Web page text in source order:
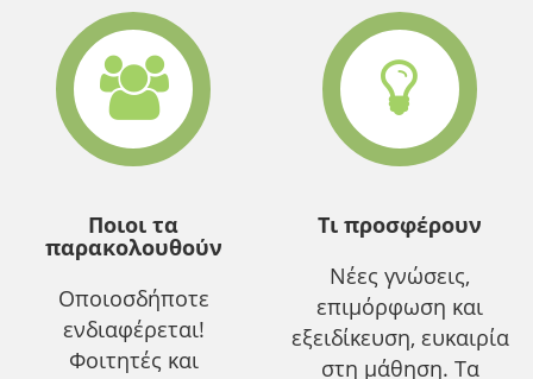
Ποιοι τα
παρακολουθούν
Οποιοσδήποτε
ενδιαφέρεται!
Φοιτητές και
Τι προσφέρουν
Νέες γνώσεις,
επιμόρφωση και
εξειδίκευση, ευκαιρία
στη μάθηση. Τα